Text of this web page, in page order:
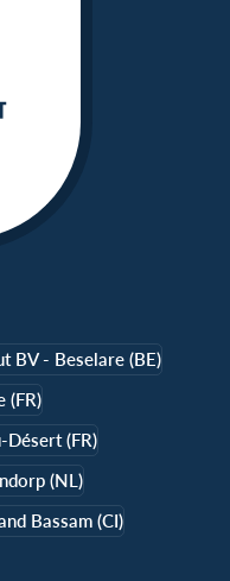
BV - Beselare (BE)
(FR)
(FR)
(NL)
Bassam (CI)